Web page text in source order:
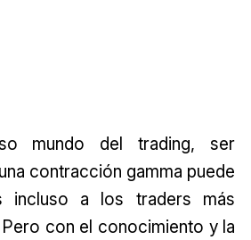
mundo del trading, ser
contracción gamma puede
incluso a los traders más
con el conocimiento y la